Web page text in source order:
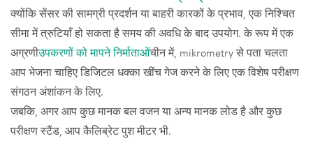
क्योंकि सेंसर की सामग्री प्रदर्शन या बाहरी कारकों के प्रभाव, एक निश्चित
सीमा में त्रुटियाँ हो सकता है समय की अवधि के बाद उपयोग. के रूप में एक
अग्रणीउपकरणों को मापने निर्माताओंचीन में, mikrometry से पता चलता
आप भेजना चाहिए डिजिटल धक्का खींच गेज करने के लिए एक विशेष परीक्षण
संगठन अंशांकन के लिए.
जबकि, अगर आप कुछ मानक बल वजन या अन्य मानक लोड है और कुछ
परीक्षण स्टैंड, आप कैलिब्रेट पुश मीटर भी.